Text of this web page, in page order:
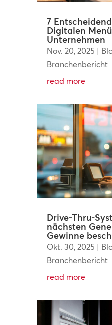
7
Digitalen
Unternehmen
Nov. 20, 2025 |
Branchenbericht
read more
Drive-Thru-
nächsten
Gewinne
Okt. 30, 2025 |
Branchenbericht
read more